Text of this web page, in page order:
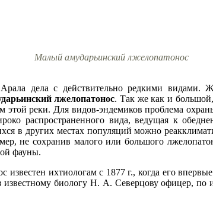
Малый амударьинский лжелопатонос
дела с действительно редкими видами.
лжелопатонос. Так же как и
этой реки. Для видов-эндемиков проблема
распространенного вида, ведущая к
в других местах популяций можно
не сохранив малого или большого
фауны.
ихтиологам с 1877 г., когда его
биологу Н. А. Северцову офицер, по